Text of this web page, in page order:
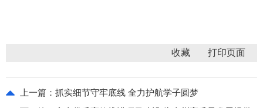
收藏
上一篇： 抓实细节守牢底线 全力护航学子圆梦